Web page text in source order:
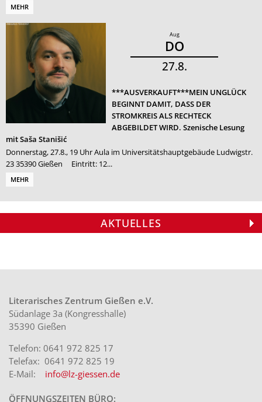
MEHR
Aug
DO
27 8
***AUSVERKAUFT***MEIN UNGLÜCK
BEGINNT DAMIT, DASS DER
STROMKREIS ALS RECHTECK
ABGEBILDET WIRD. Szenische Lesung
mit Saša Stanišić
Donnerstag, 27.8., 19 Uhr Aula im Universitätshauptgebäude Ludwigstr.
23 35390 Gießen Eintritt: 12...
MEHR
AKTUELLES
Kino Traumstern, Lich ...
Bieber-Saal, Ludwigstraße 35, Gießen
Weitere Aufführung: Sams...
Literarisches Zentrum Gießen e.V.
Südanlage 3a (Kongresshalle)
35390 Gießen
Telefon: 0641 972 825 17
Telefax: 0641 972 825 19
E-Mail: info@lz-giessen.de
ÖFFNUNGSZEITEN BÜRO: